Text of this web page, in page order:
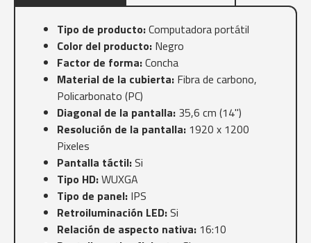
Tipo de producto:Computadora portátil
Color del producto: Negro
Factor de forma:Concha
Material de la cubierta: Fibra de carbono,
Policarbonato (PC)
Diagonal de la pantalla: 35,6 cm (14")
Resolución de la pantalla: 1920 x 1200
Pixeles
Pantalla táctil:Si
Tipo HD:WUXGA
Tipo de panel: IPS
Retroiluminación LED:Si
Relación de aspecto nativa: 16:10